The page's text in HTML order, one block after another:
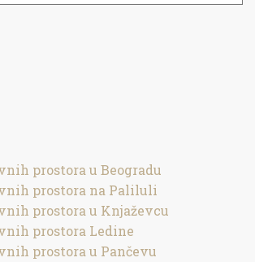
prostora u Beogradu
prostora na Paliluli
prostora u Knjaževcu
prostora Ledine
prostora u Pančevu